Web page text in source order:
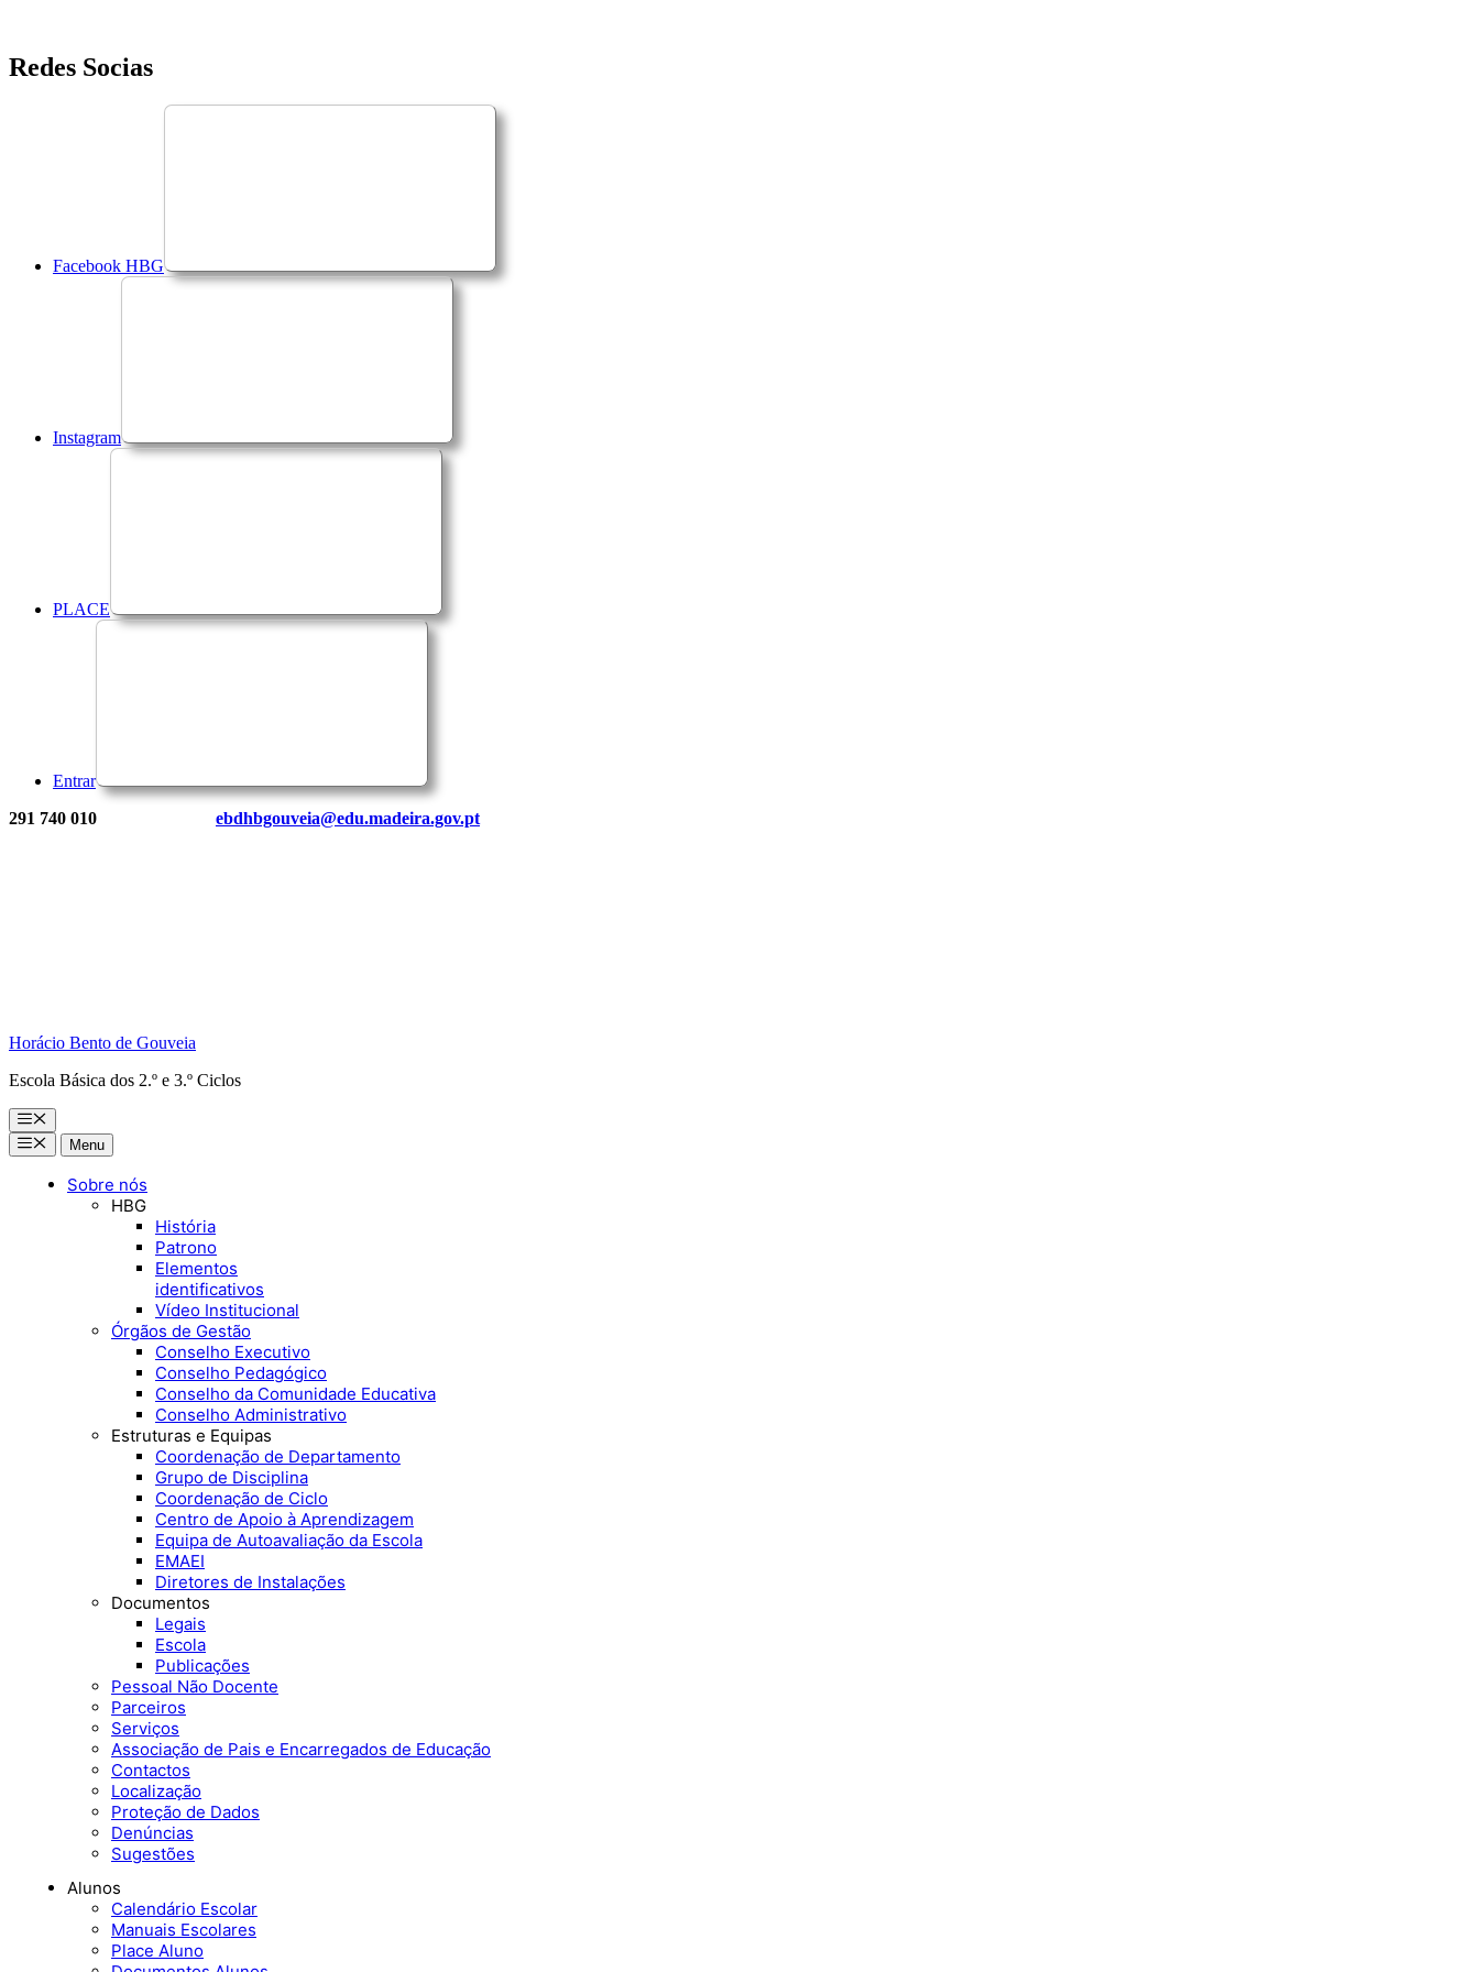
Saltar
para
Redes Socias
Facebook HBG
Instagram
PLACE
Entrar
291 740 010 ebdhbgouveia@edu.madeira.gov.pt
Horácio Bento de Gouveia
Escola Básica dos 2.º e 3.º Ciclos
Menu
MenuMenu
Sobre nós
HBG
História
Patrono
Elementos
identificativos
Vídeo Institucional
Órgãos de Gestão
Conselho Executivo
Conselho Pedagógico
Conselho da Comunidade Educativa
Conselho Administrativo
Estruturas e Equipas
Coordenação de Departamento
Grupo de Disciplina
Coordenação de Ciclo
Centro de Apoio à Aprendizagem
Equipa de Autoavaliação da Escola
EMAEI
Diretores de Instalações
Documentos
Legais
Escola
Publicações
Pessoal Não Docente
Parceiros
Serviços
Associação de Pais e Encarregados de Educação
Contactos
Localização
Proteção de Dados
Denúncias
Sugestões
Alunos
Calendário Escolar
Manuais Escolares
Place Aluno